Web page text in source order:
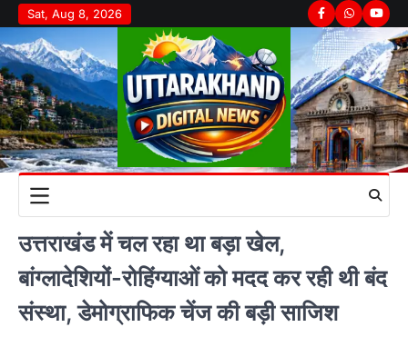
Skip
to
content
Sat, Aug 8, 2026 Facebook
Whatsapp
उत्तराखंड में चल रहा था बड़ा खेल,
बांग्लादेशियों-रोहिंग्याओं को मदद कर रही थी बंद
संस्था, डेमोग्राफिक चेंज की बड़ी साजिश